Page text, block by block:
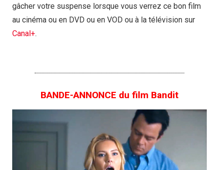
gâcher votre suspense lorsque vous verrez ce bon film
au cinéma ou en DVD ou en VOD ou à la télévision sur
Canal+.
BANDE-ANNONCE du film Bandit